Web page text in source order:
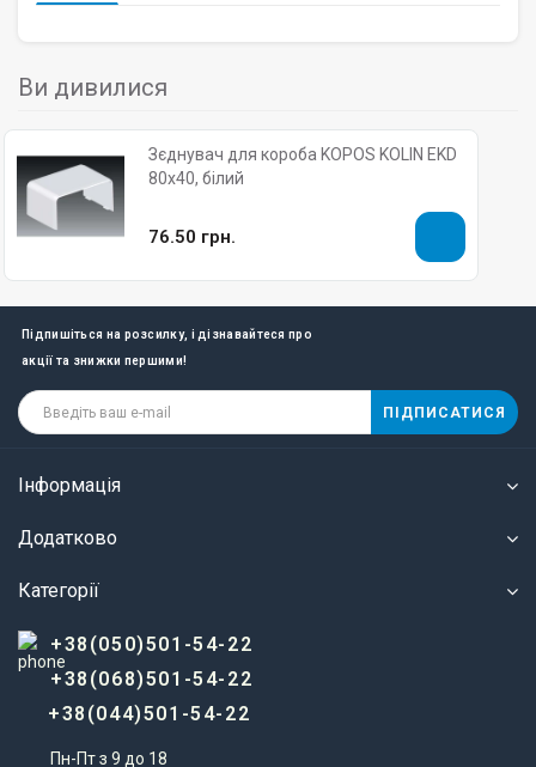
Ви дивилися
Зєднувач для короба KOPOS KOLIN EKD
80х40, білий
76.50 грн.
Підпишіться на розсилку, і дізнавайтеся про
акції та знижки першими!
ПІДПИСАТИСЯ
Інформація
Додатково
Категорії
+38(050)501-54-22
+38(068)501-54-22
+38(044)501-54-22
Пн-Пт з 9 до 18